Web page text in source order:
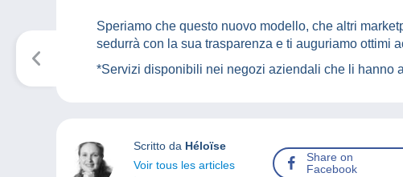
Speriamo che questo nuovo modello, che altri
sedurrà con la sua trasparenza e ti auguriamo ottimi
*Servizi disponibili nei negozi aziendali che li hanno
Scritto da Héloïse
Voir tous les articles
Share on
Facebook